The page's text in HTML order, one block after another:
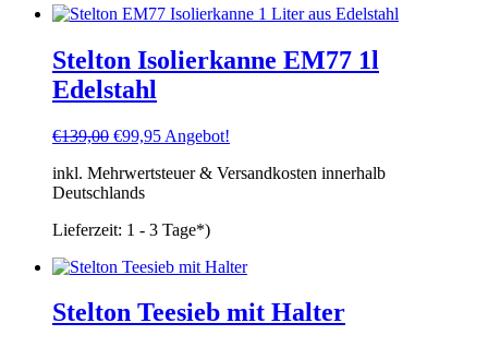
Stelton Isolierkanne EM77 1l
Edelstahl
€139,00 Ursprünglicher
war:
€139,00
€99,95Aktueller
ist:
Angebot!
inkl. Mehrwertsteuer & Versandkosten innerhalb
Deutschlands
Lieferzeit: 1 - 3 Tage*)
Stelton Teesieb mit Halter